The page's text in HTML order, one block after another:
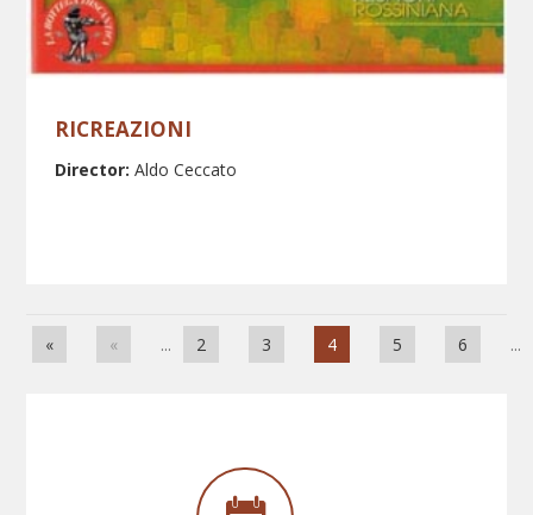
RICREAZIONI
Director:Aldo Ceccato
« « ... 2 3 4 5 6 ...